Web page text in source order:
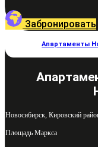
Забронировать
Апартаменты
Новосибирск, Кировский
Площадь Маркса